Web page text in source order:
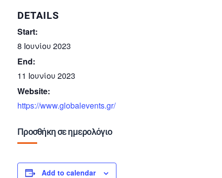
DETAILS
Start:
8 Ιουνίου 2023
End:
11 Ιουνίου 2023
Website:
https://www.globalevents.gr/
Προσθήκη σε ημερολόγιο
Add to calendar